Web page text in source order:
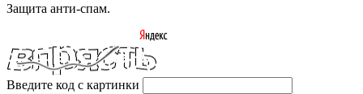
Защита анти-спам.
Введите код с картинки